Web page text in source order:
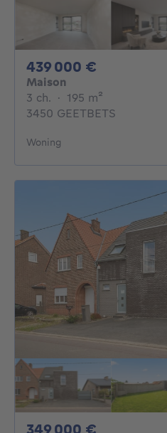
439 000 €
Maison
3 ch. 3 chambres
· 195 m²
3450 GEETBETS
Woning
349 000 €